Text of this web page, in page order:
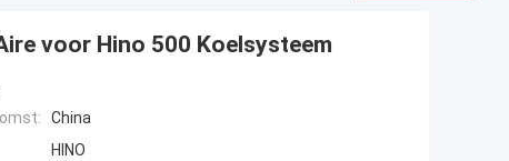
voor Hino 500 Koelsysteem
China
HINO